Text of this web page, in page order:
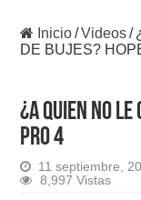
Inicio/Videos/
DE BUJES?
¿A QUIEN NO LE
PRO 4
11 septiembre,
8,997 Vistas